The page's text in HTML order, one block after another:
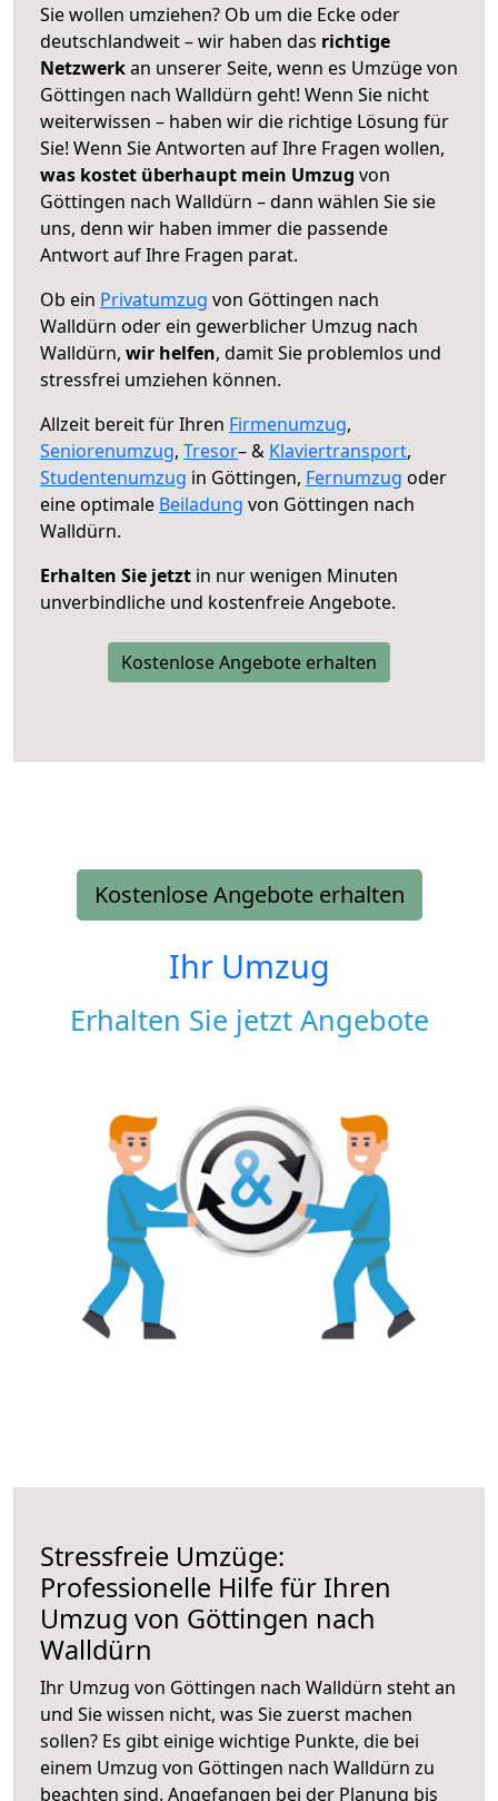
Sie wollen umziehen? Ob um die Ecke oder
deutschlandweit – wir haben das richtige
Netzwerkan unserer Seite, wenn es Umzüge von
Göttingen nach Walldürn geht! Wenn Sie nicht
weiterwissen – haben wir die richtige Lösung für
Sie! Wenn Sie Antworten auf Ihre Fragen wollen,
was kostet überhaupt mein Umzug von
Göttingen nach Walldürn – dann wählen Sie sie
uns, denn wir haben immer die passende
Antwort auf Ihre Fragen parat.
Ob ein Privatumzug von Göttingen nach
Walldürn oder ein gewerblicher Umzug nach
Walldürn, wir helfen, damit Sie problemlos und
stressfrei umziehen können.
Allzeit bereit für Ihren Firmenumzug,
Seniorenumzug, Tresor– & Klaviertransport,
Studentenumzug in Göttingen, Fernumzug oder
eine optimale Beiladung von Göttingen nach
Walldürn.
Erhalten Sie jetzt in nur wenigen Minuten
unverbindliche und kostenfreie Angebote.
Kostenlose Angebote erhalten
Kostenlose Angebote erhalten
Ihr Umzug
Erhalten Sie jetzt Angebote
Stressfreie Umzüge:
Professionelle Hilfe für Ihren
Umzug von Göttingen nach
Walldürn
Ihr Umzug von Göttingen nach Walldürn steht an
und Sie wissen nicht, was Sie zuerst machen
sollen? Es gibt einige wichtige Punkte, die bei
einem Umzug von Göttingen nach Walldürn zu
beachten sind. Angefangen bei der Planung bis